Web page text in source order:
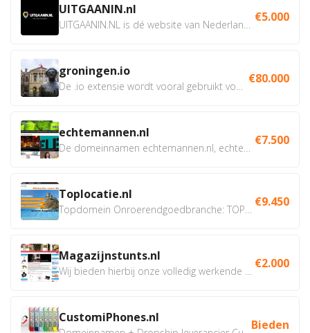
UITGAANIN.nl €5.000
groningen.io €80.000
echtemannen.nl €7.500
Toplocatie.nl €9.450
Magazijnstunts.nl €2.000
CustomiPhones.nl Bieden